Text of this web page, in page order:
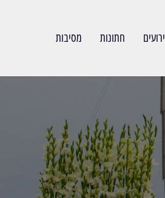
חתונות מסיבות